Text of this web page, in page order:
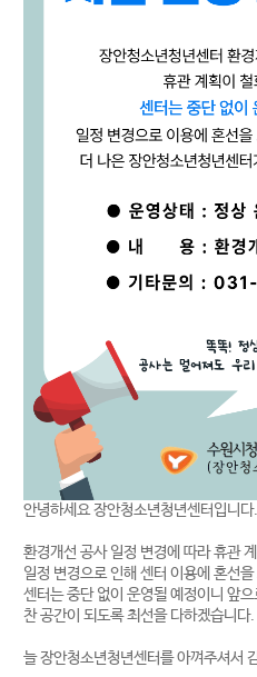
안녕하세요 장안청소년청년센터입니다.
환경개선 공사 일정 변경에 따라 휴관
일정 변경으로 인해 센터 이용에 혼선
센터는 중단 없이 운영될 예정이니 앞
찬 공간이 되도록 최선을 다하겠습니다.
늘 장안청소년청년센터를 아껴주셔서